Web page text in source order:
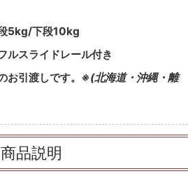
5kg/下段10kg
ルスライドレール付き
引渡しです。 ※(北海道・沖縄・離
商品説明